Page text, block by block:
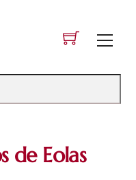
de Eolas